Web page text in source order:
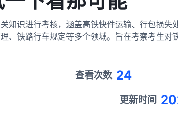
知识进行考核，涵盖高铁快件运输、行包损失
、铁路行车规定等多个领域。旨在考察考生对
查看次数 24
更新时间